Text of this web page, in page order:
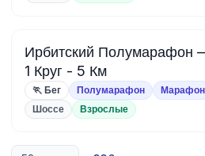
Ирбитский Полумарафон
1 Круг - 5 Км
🏃 Бег Полумарафон Марафон
Шоссе Взрослые